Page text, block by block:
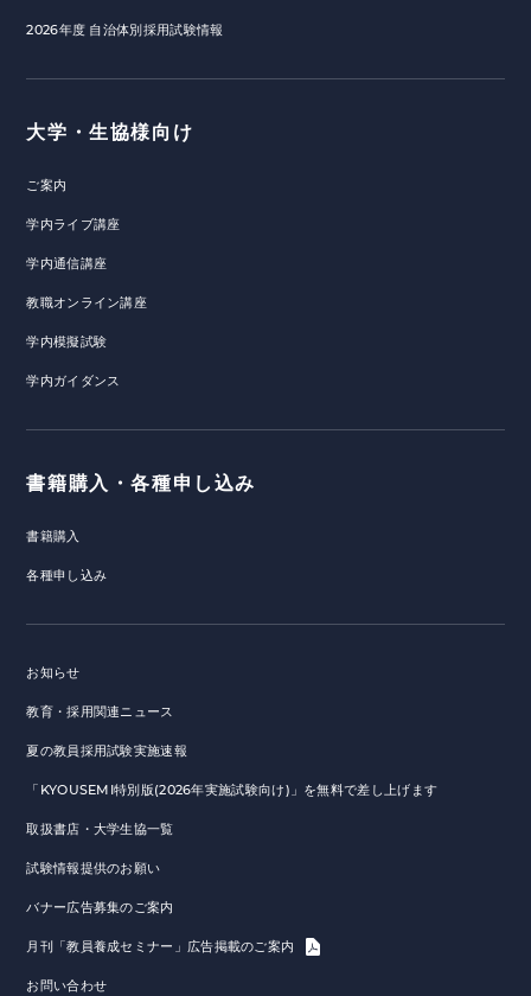
2026年度 自治体別採用試験情報
大学・生協様向け
ご案内
学内ライブ講座
学内通信講座
教職オンライン講座
学内模擬試験
学内ガイダンス
書籍購入・各種申し込み
書籍購入
各種申し込み
お知らせ
教育・採用関連ニュース
夏の教員採用試験実施速報
「KYOUSEMI特別版(2026年実施試験向け)」を無料で差し上げます
取扱書店・大学生協一覧
試験情報提供のお願い
バナー広告募集のご案内
月刊「教員養成セミナー」広告掲載のご案内
お問い合わせ